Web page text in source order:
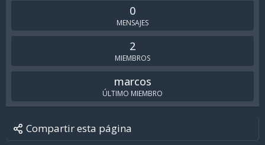
0
MENSAJES
2
MIEMBROS
marcos
ÚLTIMO MIEMBRO
Compartir esta página